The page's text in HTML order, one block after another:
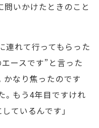
問いかけたときのこと
連れて行ってもらった
ースです”と言った
かなり焦ったのです
。もう4年目ですけれ
ているんです」